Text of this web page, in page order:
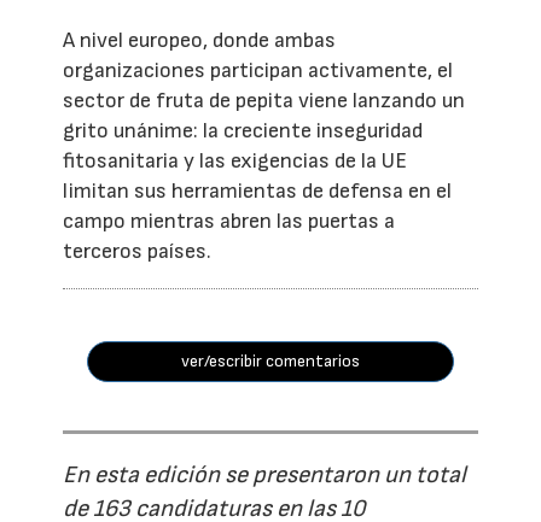
A nivel europeo, donde ambas
organizaciones participan activamente, el
sector de fruta de pepita viene lanzando un
grito unánime: la creciente inseguridad
fitosanitaria y las exigencias de la UE
limitan sus herramientas de defensa en el
campo mientras abren las puertas a
terceros países.
ver/escribir comentarios
En esta edición se presentaron un total
de 163 candidaturas en las 10